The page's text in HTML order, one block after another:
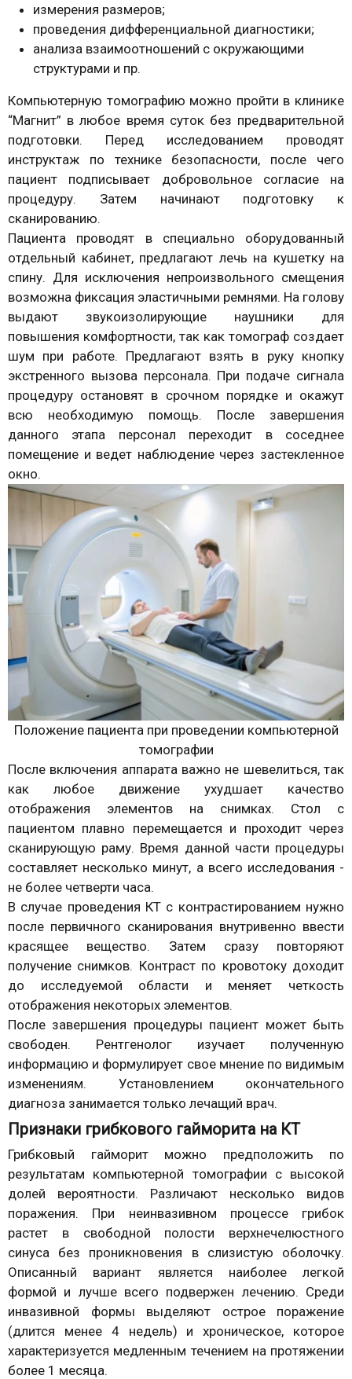
измерения размеров;
проведения дифференциальной диагностики;
анализа взаимоотношений с окружающими
структурами и пр.
Компьютерную томографию можно пройти в клинике
“Магнит” в любое время суток без предварительной
подготовки. Перед исследованием проводят
инструктаж по технике безопасности, после чего
пациент подписывает добровольное согласие на
процедуру. Затем начинают подготовку к
сканированию.
Пациента проводят в специально оборудованный
отдельный кабинет, предлагают лечь на кушетку на
спину. Для исключения непроизвольного смещения
возможна фиксация эластичными ремнями. На голову
выдают звукоизолирующие наушники для
повышения комфортности, так как томограф создает
шум при работе. Предлагают взять в руку кнопку
экстренного вызова персонала. При подаче сигнала
процедуру остановят в срочном порядке и окажут
всю необходимую помощь. После завершения
данного этапа персонал переходит в соседнее
помещение и ведет наблюдение через застекленное
окно.
Положение пациента при проведении компьютерной
томографии
После включения аппарата важно не шевелиться, так
как любое движение ухудшает качество
отображения элементов на снимках. Стол с
пациентом плавно перемещается и проходит через
сканирующую раму. Время данной части процедуры
составляет несколько минут, а всего исследования -
не более четверти часа.
В случае проведения КТ с контрастированием нужно
после первичного сканирования внутривенно ввести
красящее вещество. Затем сразу повторяют
получение снимков. Контраст по кровотоку доходит
до исследуемой области и меняет четкость
отображения некоторых элементов.
После завершения процедуры пациент может быть
свободен. Рентгенолог изучает полученную
информацию и формулирует свое мнение по видимым
изменениям. Установлением окончательного
диагноза занимается только лечащий врач.
Признаки грибкового гайморита на КТ
Грибковый гайморит можно предположить по
результатам компьютерной томографии с высокой
долей вероятности. Различают несколько видов
поражения. При неинвазивном процессе грибок
растет в свободной полости верхнечелюстного
синуса без проникновения в слизистую оболочку.
Описанный вариант является наиболее легкой
формой и лучше всего подвержен лечению. Среди
инвазивной формы выделяют острое поражение
(длится менее 4 недель) и хроническое, которое
характеризуется медленным течением на протяжении
более 1 месяца.